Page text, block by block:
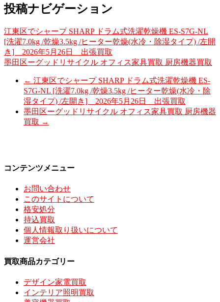
投稿ナビゲーション
江東区でシャープ SHARP ドラム式洗濯乾燥機 ES-S7G-NL
[洗濯7.0kg /乾燥3.5kg /ヒーター乾燥(水冷・除湿タイプ) /左開
き] 2026年5月26日 出張買取
墨田区ーグッドリサイクル オフィス家具買取 厨房機器買取
← 江東区でシャープ SHARP ドラム式洗濯乾燥機 ES-
S7G-NL [洗濯7.0kg /乾燥3.5kg /ヒーター乾燥(水冷・除
湿タイプ) /左開き] 2026年5月26日 出張買取
墨田区ーグッドリサイクル オフィス家具買取 厨房機器
買取 →
コンテンツメニュー
お問い合わせ
このサイトについて
格安処分
持込買取
個人情報取り扱いについて
運営会社
買取商品カテゴリー
デザイン家電買取
インテリア照明買取